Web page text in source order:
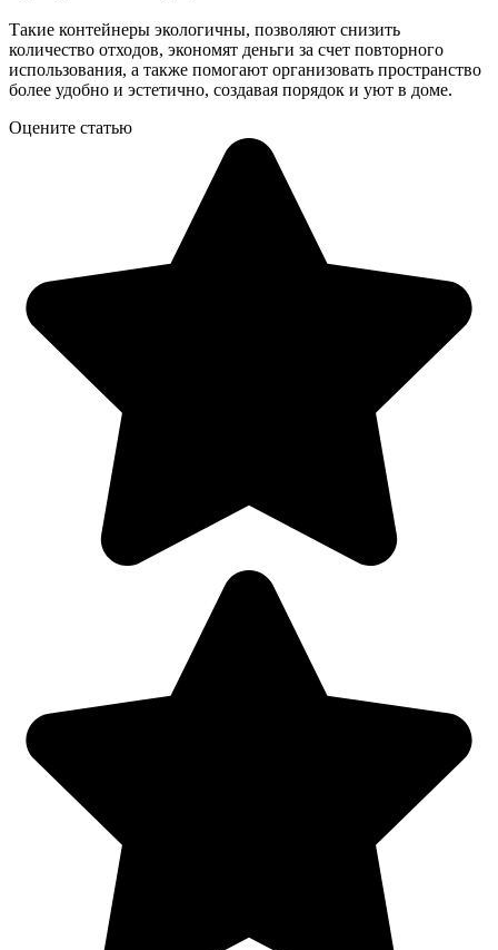
Такие контейнеры экологичны, позволяют снизить
количество отходов, экономят деньги за счет повторного
использования, а также помогают организовать пространство
более удобно и эстетично, создавая порядок и уют в доме.
Оцените статью